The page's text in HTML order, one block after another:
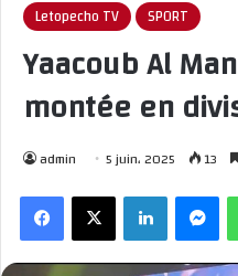
Letopecho TV SPORT
Yaacoub Al
montée en
admin 5 juin، 2025 13